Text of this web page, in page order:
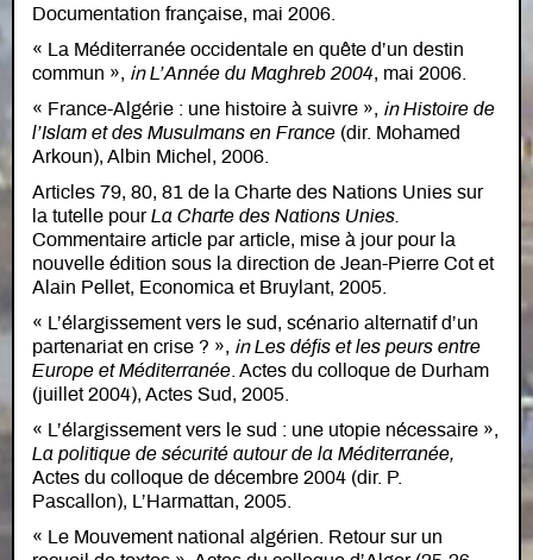
Documentation française, mai 2006.
« La Méditerranée occidentale en quête d’un destin
commun », in L’Année du Maghreb 2004, mai 2006.
« France-Algérie : une histoire à suivre », in Histoire de
l’Islam et des Musulmans en France (dir. Mohamed
Arkoun), Albin Michel, 2006.
Articles 79, 80, 81 de la Charte des Nations Unies sur
la tutelle pourLa Charte des Nations Unies.
Commentaire article par article, mise à jour pour la
nouvelle édition sous la direction de Jean-Pierre Cot et
Alain Pellet, Economica et Bruylant, 2005.
« L’élargissement vers le sud, scénario alternatif d’un
partenariat en crise ? », in Les défis et les peurs entre
Europe et Méditerranée . Actes du colloque de Durham
(juillet 2004), Actes Sud, 2005.
« L’élargissement vers le sud : une utopie nécessaire »,
La politique de sécurité autour de la Méditerranée,
Actes du colloque de décembre 2004 (dir. P.
Pascallon), L’Harmattan, 2005.
« Le Mouvement national algérien. Retour sur un